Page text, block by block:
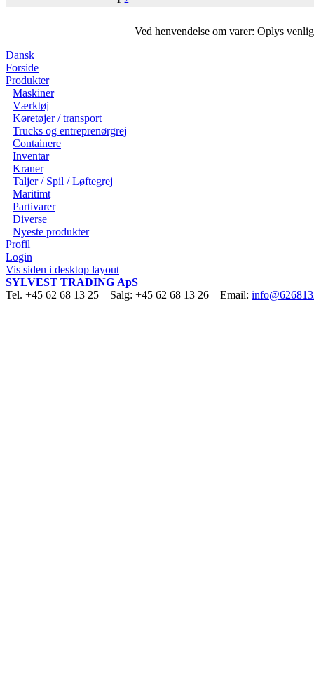
Ved henvendelse om varer: Oplys
Dansk
Forside
Produkter
Maskiner
Værktøj
Køretøjer / transport
Trucks og entreprenørgrej
Containere
Inventar
Kraner
Taljer / Spil / Løftegrej
Maritimt
Partivarer
Diverse
Nyeste produkter
Profil
Login
Vis siden i desktop layout
SYLVEST TRADING ApS
Tel. +45 62 68 13 25 Salg: +45 62 68 13 26 Email: